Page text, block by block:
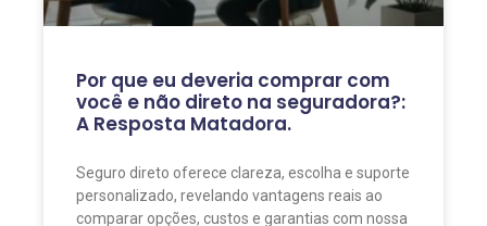
Por que eu deveria comprar com
você e não direto na seguradora?:
A Resposta Matadora.
Seguro direto oferece clareza, escolha e suporte
personalizado, revelando vantagens reais ao
comparar opções, custos e garantias com nossa